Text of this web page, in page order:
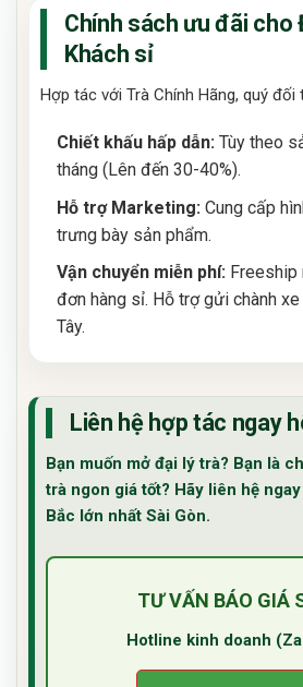
Chính sách ưu đãi cho
Khách sỉ
Hợp tác với Trà Chính Hãng, quý
Chiết khấu hấp dẫn: Tùy theo
tháng (Lên đến 30-40%).
Hỗ trợ Marketing: Cung cấp
trưng bày sản phẩm.
Vận chuyển miễn phí: Freeship
đơn hàng sỉ. Hỗ trợ gửi chành
Tây.
Liên hệ hợp tác ngay
Bạn muốn mở đại lý trà? Bạn là
trà ngon giá tốt? Hãy liên hệ
Bắc lớn nhất Sài Gòn.
TƯ VẤN BÁO GIÁ
Hotline kinh doanh